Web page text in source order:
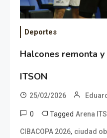
Deportes
Halcones remonta
ITSON
25/02/2026
0 Tagged Arena
CIBACOPA 2026, ciudad